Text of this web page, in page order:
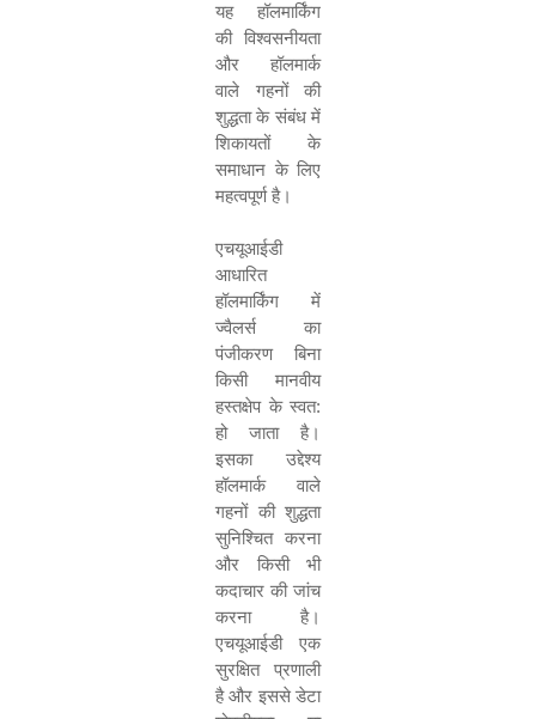
यह हॉलमार्किंग
की विश्वसनीयता
और हॉलमार्क
वाले गहनों की
शुद्धता के संबंध में
शिकायतों के
समाधान के लिए
महत्वपूर्ण है।
एचयूआईडी
आधारित
हॉलमार्किंग में
ज्वैलर्स का
पंजीकरण बिना
किसी मानवीय
हस्तक्षेप के स्वत:
हो जाता है।
इसका उद्देश्य
हॉलमार्क वाले
गहनों की शुद्धता
सुनिश्चित करना
और किसी भी
कदाचार की जांच
करना है।
एचयूआईडी एक
सुरक्षित प्रणाली
है और इससे डेटा